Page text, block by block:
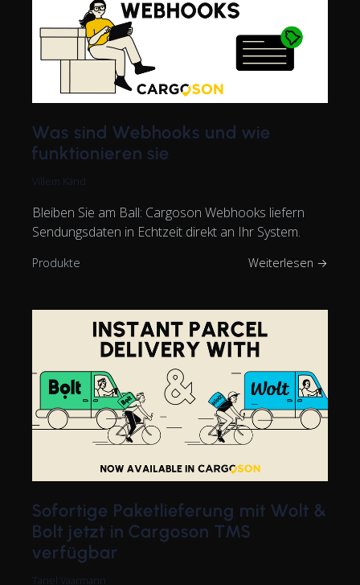
Was sind Webhooks und wie
funktionieren sie
Villem Känd
Bleiben Sie am Ball: Cargoson Webhooks liefern
Sendungsdaten in Echtzeit direkt an Ihr System.
Produkte Weiterlesen →
Sofortige Paketlieferung mit Wolt &
Bolt jetzt in Cargoson TMS
verfügbar
Tanel Vaarmann